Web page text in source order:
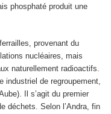
phosphaté produit une
provenant du
nucléaires, mais
naturellement radioactifs.
industriel de regroupement,
Il s’agit du premier
déchets. Selon l’Andra, fin